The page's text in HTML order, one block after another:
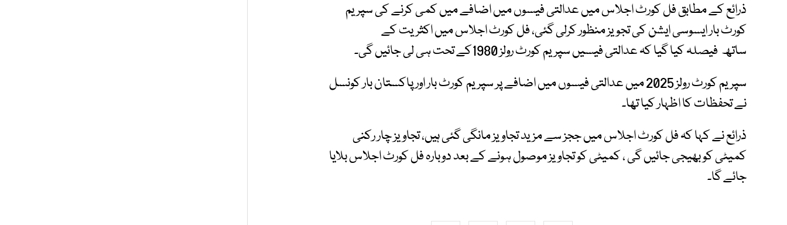
ذرائع کے مطابق فل کورٹ اجلاس میں عدالتی فیسوں میں اضافے میں کمی کرنے کی سپریم
کورٹ بار ایسوسی ایشن کی تجویز منظور کرلی گئی، فل کورٹ اجلاس میں اکثریت کے
ساتھ فیصلہ کیا گیا کہ عدالتی فیسیں سپریم کورٹ رولز 1980کے تحت ہی لی جائیں گی۔
سپریم کورٹ رولز 2025 میں عدالتی فیسوں میں اضافے پر سپریم کورٹ بار اور پاکستان بار کونسل
نے تحفظات کا اظہار کیا تھا۔
ذرائع نے کہا کہ فل کورٹ اجلاس میں ججز سے مزید تجاویز مانگی گئی ہیں، تجاویز چار رکنی
کمیٹی کو بھیجی جائیں گی ، کمیٹی کو تجاویز موصول ہونے کے بعد دوبارہ فل کورٹ اجلاس بلایا
جائے گا۔